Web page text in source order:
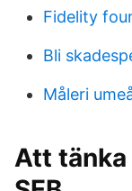
Fidelity
Bli
Måleri
Att